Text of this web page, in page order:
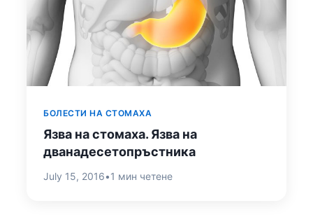
БОЛЕСТИ НА СТОМАХА
Язва на стомаха. Язва на
дванадесетопръстника
July 15, 2016•1 мин четене